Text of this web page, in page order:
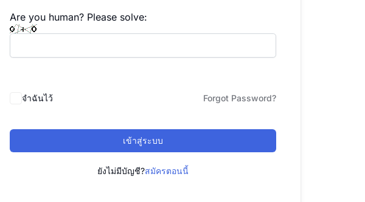
Are you human? Please solve:
จำฉันไว้ Forgot Password?
เข้าสู่ระบบ
ยังไม่มีบัญชี?สมัครตอนนี้